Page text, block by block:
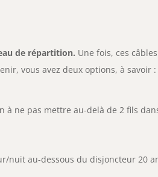
de répartition. Une fois, ces
vous avez deux options, à savoir :
ne pas mettre au-delà de 2 fils
nuit au-dessous du disjoncteur 20